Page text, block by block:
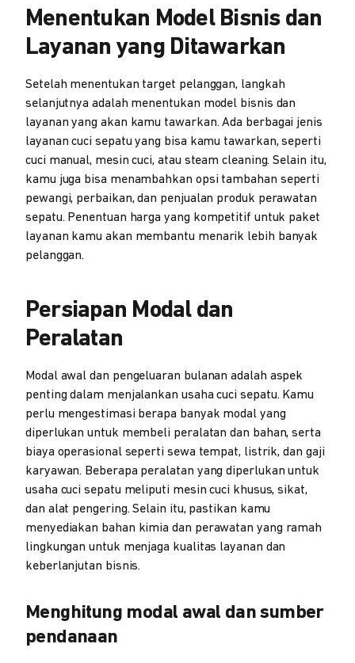
Menentukan Model Bisnis dan
Layanan yang Ditawarkan
Setelah menentukan target pelanggan, langkah
selanjutnya adalah menentukan model bisnis dan
layanan yang akan kamu tawarkan. Ada berbagai jenis
layanan cuci sepatu yang bisa kamu tawarkan, seperti
cuci manual, mesin cuci, atau steam cleaning. Selain itu,
kamu juga bisa menambahkan opsi tambahan seperti
pewangi, perbaikan, dan penjualan produk perawatan
sepatu. Penentuan harga yang kompetitif untuk paket
layanan kamu akan membantu menarik lebih banyak
pelanggan.
Persiapan Modal dan
Peralatan
Modal awal dan pengeluaran bulanan adalah aspek
penting dalam menjalankan usaha cuci sepatu. Kamu
perlu mengestimasi berapa banyak modal yang
diperlukan untuk membeli peralatan dan bahan, serta
biaya operasional seperti sewa tempat, listrik, dan gaji
karyawan. Beberapa peralatan yang diperlukan untuk
usaha cuci sepatu meliputi mesin cuci khusus, sikat,
dan alat pengering. Selain itu, pastikan kamu
menyediakan bahan kimia dan perawatan yang ramah
lingkungan untuk menjaga kualitas layanan dan
keberlanjutan bisnis.
Menghitung modal awal dan sumber
pendanaan